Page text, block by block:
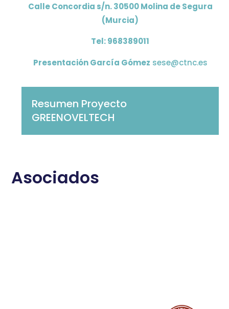
Calle Concordia s/n. 30500 Molina de Segura
(Murcia)
Tel: 968389011
Presentación García Gómez sese@ctnc.es
Resumen Proyecto
GREENOVELTECH
Asociados